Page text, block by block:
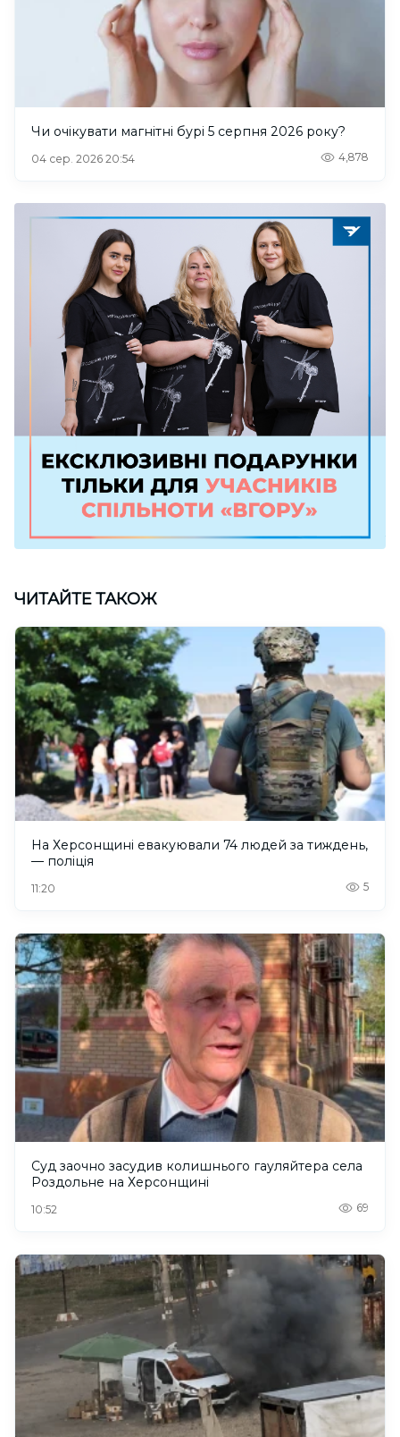
Чи очікувати магнітні бурі 5 серпня 2026 року?
04 сер. 2026 20:54 4,878
ЧИТАЙТЕ ТАКОЖ
На Херсонщині евакуювали 74 людей за тиждень,
— поліція
11:20 5
Суд заочно засудив колишнього гауляйтера села
Роздольне на Херсонщині
10:52 69